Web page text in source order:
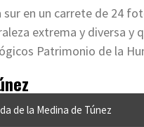
sur en un carrete de 24
extrema y diversa y
Patrimonio de la
de la Medina de Túnez